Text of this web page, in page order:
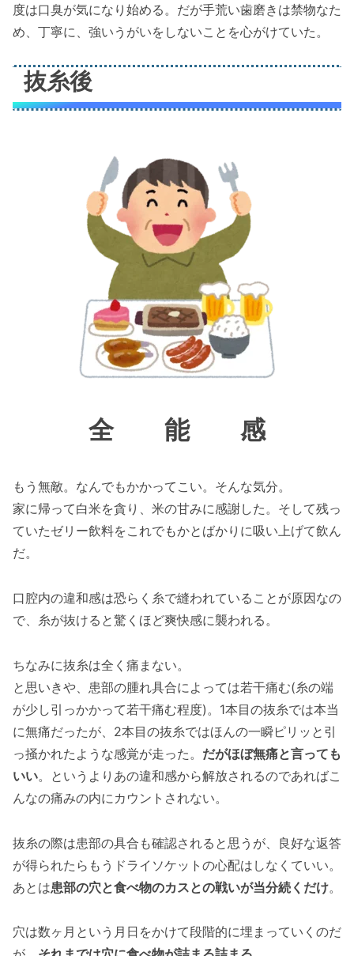
度は口臭が気になり始める。だが手荒い歯磨きは禁物なた
め、丁寧に、強いうがいをしないことを心がけていた。
抜糸後
全 能 感
もう無敵。なんでもかかってこい。そんな気分。
家に帰って白米を貪り、米の甘みに感謝した。そして残っ
ていたゼリー飲料をこれでもかとばかりに吸い上げて飲ん
だ。
口腔内の違和感は恐らく糸で縫われていることが原因なの
で、糸が抜けると驚くほど爽快感に襲われる。
ちなみに抜糸は全く痛まない。
と思いきや、患部の腫れ具合によっては若干痛む(糸の端
が少し引っかかって若干痛む程度)。1本目の抜糸では本当
に無痛だったが、2本目の抜糸ではほんの一瞬ピリッと引
っ掻かれたような感覚が走った。 だがほぼ無痛と言っても
いい。というよりあの違和感から解放されるのであればこ
んなの痛みの内にカウントされない。
抜糸の際は患部の具合も確認されると思うが、良好な返答
が得られたらもうドライソケットの心配はしなくていい。
あとは患部の穴と食べ物のカスとの戦いが当分続くだけ。
穴は数ヶ月という月日をかけて段階的に埋まっていくのだ